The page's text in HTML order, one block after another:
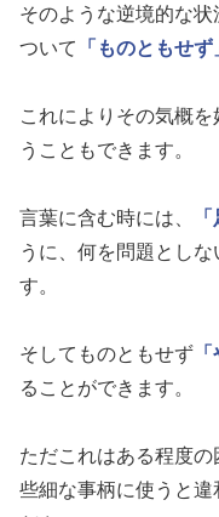
そのような逆境的な
ついて
「ものともせず
これによりその気概
うこともできます。
言葉に含む時には、
うに、何を問題とし
す。
そしてものともせず
ることができます。
ただこれはある程度の
些細な事柄に使うと違